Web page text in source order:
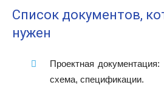
Список документов,
нужен
Проектная
схема, спецификации.